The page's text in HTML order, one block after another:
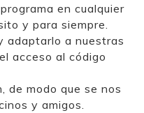
en cualquier
y para siempre.
adaptarlo a nuestras
acceso al código
de modo que se nos
y amigos.